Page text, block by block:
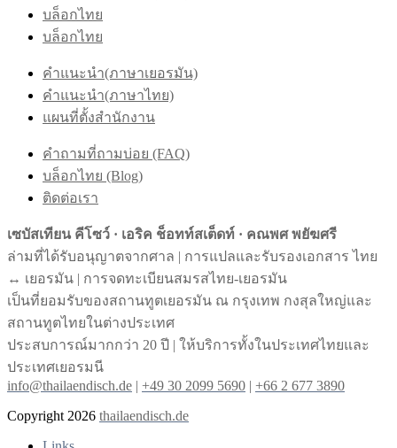
บล็อกไทย
บล็อกไทย
คำแนะนำ(ภาษาเยอรมัน)
คำแนะนำ(ภาษาไทย)
แผนที่ตั้งสำนักงาน
คำถามที่ถามบ่อย (FAQ)
บล็อกไทย (Blog)
ติดต่อเรา
เซบัสเทียน คีโซว์ · เอริค ช็อทท์สเต็ดท์ · คณพศ พยัฆศรี
ล่ามที่ได้รับอนุญาตจากศาล | การแปลและรับรองเอกสาร ไทย
↔︎ เยอรมัน | การจดทะเบียนสมรสไทย-เยอรมัน
เป็นที่ยอมรับของสถานทูตเยอรมัน ณ กรุงเทพ กงสุลใหญ่และ
สถานทูตไทยในต่างประเทศ
ประสบการณ์มากกว่า 20 ปี | ให้บริการทั้งในประเทศไทยและ
ประเทศเยอรมนี
info@thailaendisch.de | +49 30 2099 5690 | +66 2 677 3890
Copyright 2026 thailaendisch.de